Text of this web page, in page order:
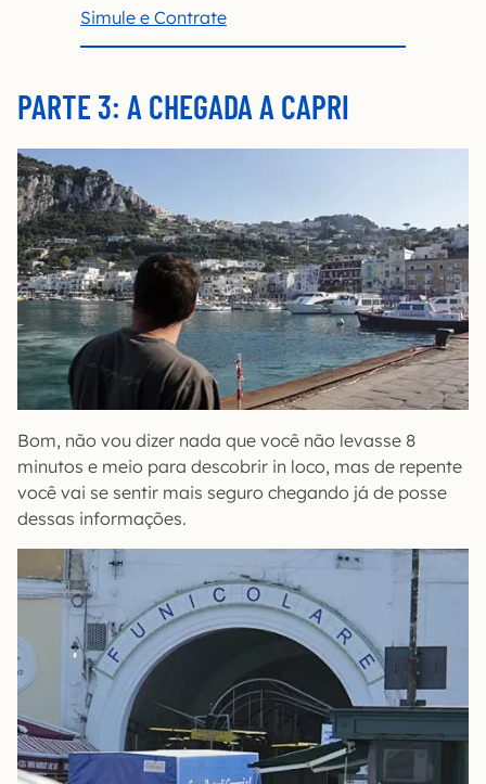
Simule e Contrate
PARTE 3: A CHEGADA A CAPRI
Bom, não vou dizer nada que você não levasse 8
minutos e meio para descobrir in loco, mas de repente
você vai se sentir mais seguro chegando já de posse
dessas informações.